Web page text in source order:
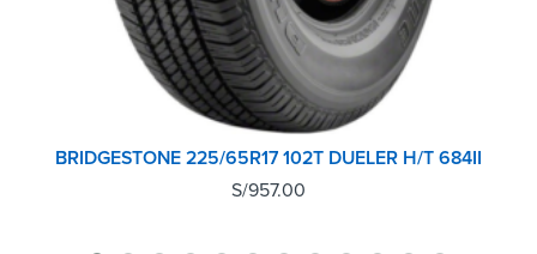
BRIDGESTONE 225/65R17 102T DUELER H/T 684II
S/957.00